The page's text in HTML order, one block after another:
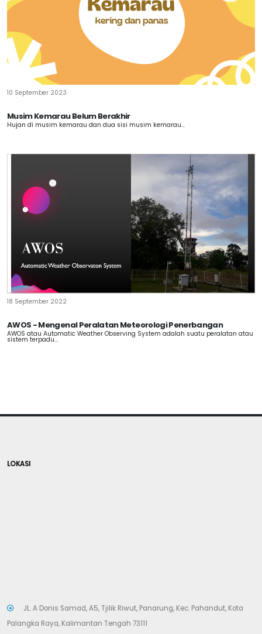
10 September 2023
Musim Kemarau Belum Berakhir
Hujan di musim kemarau dan dua sisi musim kemarau...
18 September 2022
AWOS - Mengenal Peralatan Meteorologi Penerbangan
AWOS atau Automatic Weather Observing System adalah suatu peralatan atau
sistem terpadu...
LOKASI
JL. A Donis Samad, A5, Tjilik Riwut, Panarung, Kec. Pahandut, Kota
Palangka Raya, Kalimantan Tengah 73111